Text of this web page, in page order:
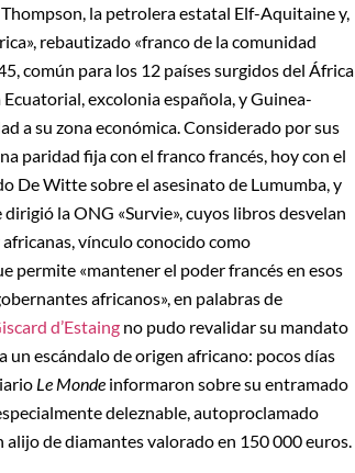
la petrolera estatal Elf-Aquitaine y,
rebautizado «franco de la comunidad
común para los 12 países surgidos del África
excolonia española, y Guinea-
a su zona económica. Considerado por sus
paridad fija con el franco francés, hoy con el
De Witte sobre el asesinato de Lumumba, y
dirigió la ONG «Survie», cuyos libros desvelan
vínculo conocido como
permite «mantener el poder francés en esos
africanos», en palabras de
d’Estaing no pudo revalidar su mandato
un escándalo de origen africano: pocos días
Le Monde informaron sobre su entramado
deleznable, autoproclamado
de diamantes valorado en 150 000 euros.